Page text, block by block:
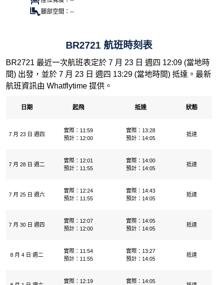
腿部空間：--
BR2721 航班時刻表
BR2721 最近一次航班表定於 7 月 23 日 週四 12:09 (當地時
間) 出發，並於 7 月 23 日 週四 13:29 (當地時間) 抵達。最新
航班資訊由 Whatflytime 提供。
日期 起飛 抵達 狀態
7 月 23 日 週四
實際：11:59
預計：12:00
實際：13:28
預計：14:05
抵達
7 月 28 日 週二
實際：12:01
預計：11:55
實際：14:00
預計：14:05
抵達
7 月 25 日 週六
實際：12:24
預計：11:55
實際：14:43
預計：14:05
抵達
7 月 30 日 週四
實際：12:07
預計：12:00
實際：14:05
預計：14:05
抵達
8 月 4 日 週二
實際：11:54
預計：11:55
實際：13:27
預計：14:05
抵達
實際：12:19
實際：14:05